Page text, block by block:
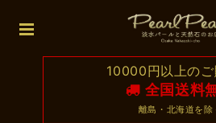
10000円以上の
全国送料
離島・北海道を除